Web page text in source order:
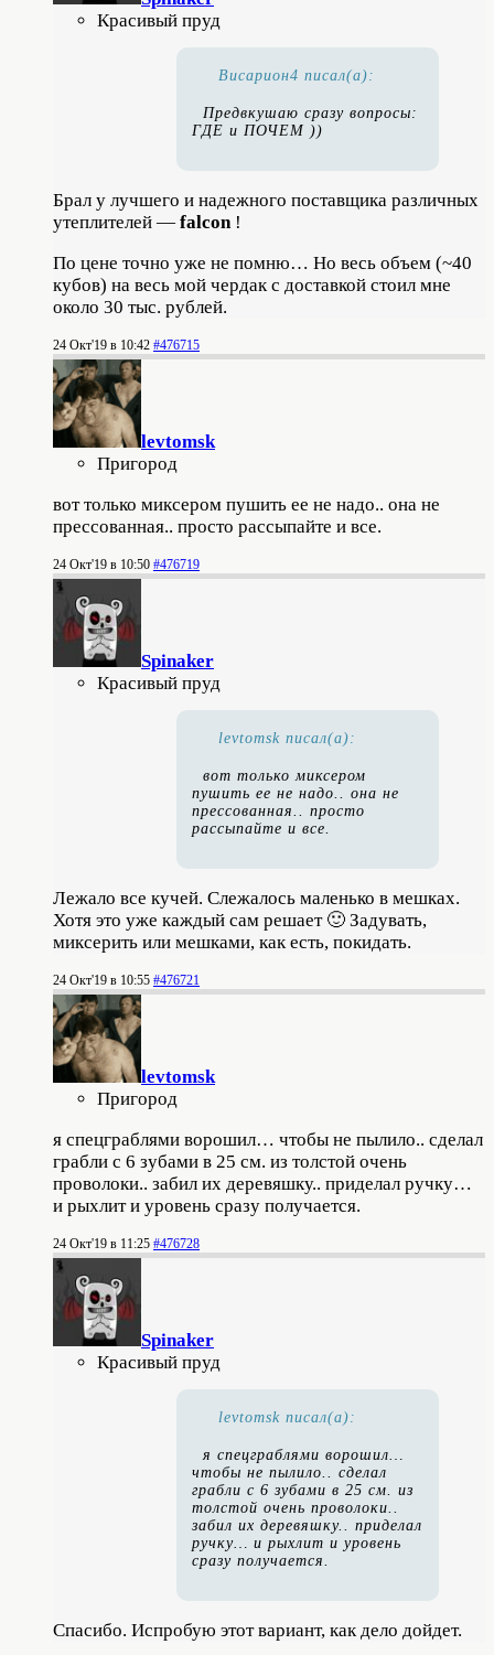
Красивый пруд
Висариoн4 писал(а):
Предвкушаю сразу вопросы:
ГДЕ и ПОЧЕМ ))
Брал у лучшего и надежного поставщика различных
утеплителей — falcon !
По цене точно уже не помню… Но весь объем (~40
кубов) на весь мой чердак с доставкой стоил мне
около 30 тыс. рублей.
24 Окт'19 в 10:42 #476715
levtomsk
Пригород
вот только миксером пушить ее не надо.. она не
прессованная.. просто рассыпайте и все.
24 Окт'19 в 10:50 #476719
Spinaker
Красивый пруд
levtomsk писал(а):
вот только миксером
пушить ее не надо.. она не
прессованная.. просто
рассыпайте и все.
Лежало все кучей. Слежалось маленько в мешках.
Хотя это уже каждый сам решает 🙂 Задувать,
миксерить или мешками, как есть, покидать.
24 Окт'19 в 10:55 #476721
levtomsk
Пригород
я спецграблями ворошил… чтобы не пылило.. сделал
грабли с 6 зубами в 25 см. из толстой очень
проволоки.. забил их деревяшку.. приделал ручку…
и рыхлит и уровень сразу получается.
24 Окт'19 в 11:25 #476728
Spinaker
Красивый пруд
levtomsk писал(а):
я спецграблями ворошил…
чтобы не пылило.. сделал
грабли с 6 зубами в 25 см. из
толстой очень проволоки..
забил их деревяшку.. приделал
ручку… и рыхлит и уровень
сразу получается.
Спасибо. Испробую этот вариант, как дело дойдет.